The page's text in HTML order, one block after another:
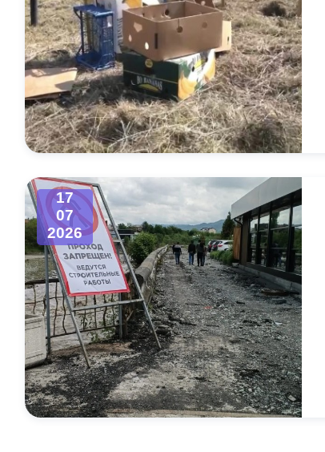
17
07
2026